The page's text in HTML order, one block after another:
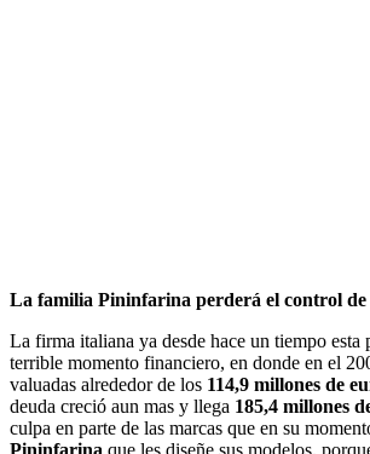
La familia Pininfarina perderá el control de
La firma italiana ya desde hace un tiempo esta
terrible momento financiero, en donde en el
valuadas alrededor de los 114,9 millones de
deuda creció aun mas y llega 185,4 millones
culpa en parte de las marcas que en su
Pininfarina que les diseñe sus modelos,